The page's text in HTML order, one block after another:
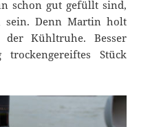
schon gut gefüllt sind,
sein. Denn Martin holt
Kühltruhe. Besser
Stück